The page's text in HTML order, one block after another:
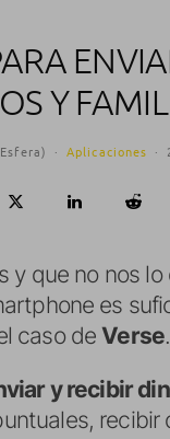
Y
· Aplicaciones ·
y que no nos
es
caso deVerse.
y recibir
recibir